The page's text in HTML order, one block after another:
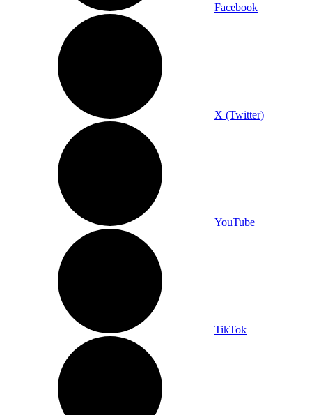
Facebook
X (Twitter)
YouTube
TikTok